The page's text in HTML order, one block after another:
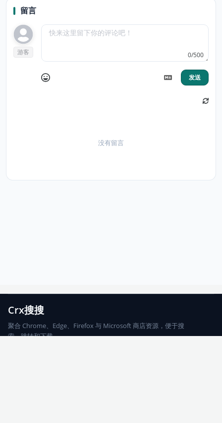
留言
游客 0/500
发送
没有留言
Crx搜搜
聚合 Chrome、Edge、Firefox 与 Microsoft 商店资源，便于搜
索、跳转和下载。